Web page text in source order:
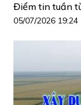
Điểm tin tuần
05/07/2026 19:24